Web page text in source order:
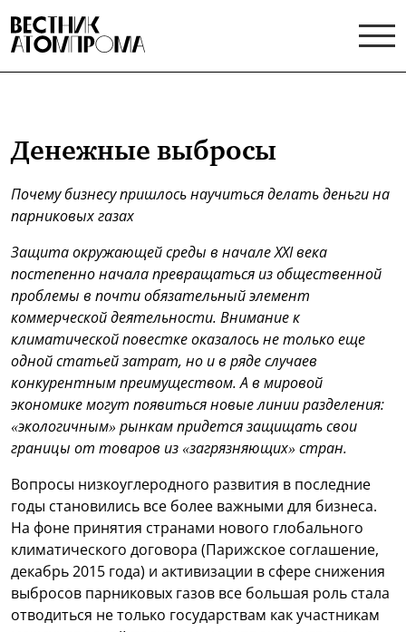
Денежные выбросы
Почему бизнесу пришлось научиться делать деньги на
парниковых газах
Защита окружающей среды в началеXXIвека
постепенно начала превращаться из общественной
проблемы в почти обязательный элемент
коммерческой деятельности. Внимание к
климатической повестке оказалось не только еще
одной статьей затрат, но и в ряде случаев
конкурентным преимуществом. А в мировой
экономике могут появиться новые линии разделения:
«экологичным» рынкам придется защищать свои
границы от товаров из «загрязняющих» стран.
Вопросы низкоуглеродного развития в последние
годы становились все более важными для бизнеса.
На фоне принятия странами нового глобального
климатического договора (Парижское соглашение,
декабрь 2015 года) и активизации в сфере снижения
выбросов парниковых газов все большая роль стала
отводиться не только государствам как участникам